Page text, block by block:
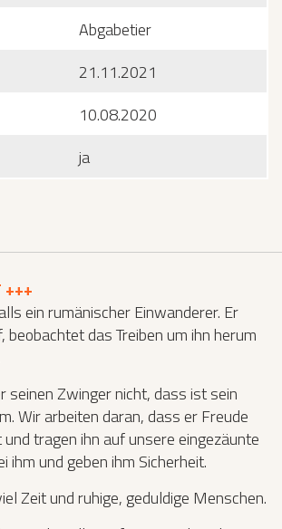
Abgabetier
21.11.2021
10.08.2020
ja
+++
ein rumänischer Einwanderer. Er
das Treiben um ihn herum
seinen Zwinger nicht, dass ist sein
Wir arbeiten daran, dass er Freude
tragen ihn auf unsere eingezäunte
ihm und geben ihm Sicherheit.
Zeit und ruhige, geduldige Menschen.